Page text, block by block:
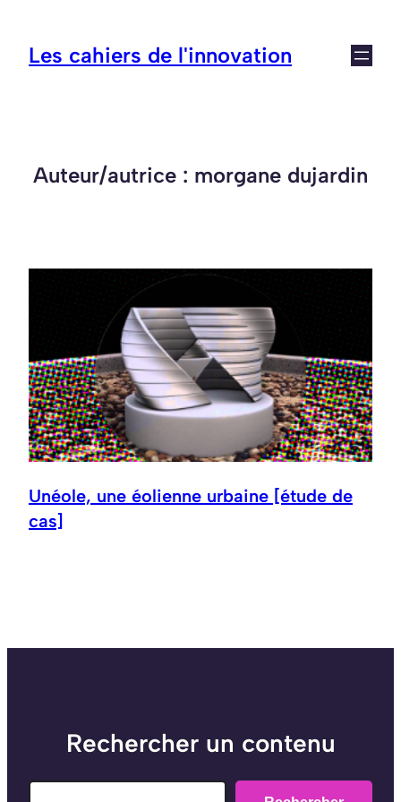
contenu
Les cahiers de l'innovation
Auteur/autrice : morgane dujardin
Unéole, une éolienne urbaine [étude de
cas]
Rechercher un contenu